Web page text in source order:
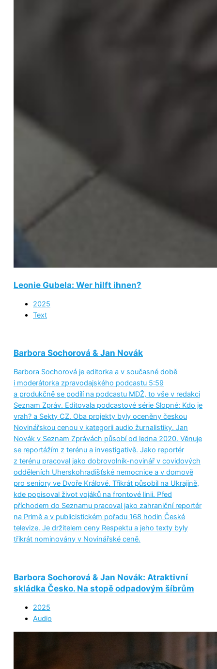
Leonie Gubela: Wer hilft ihnen?
2025
Text
Barbora Sochorová & Jan Novák
Barbora Sochorová je editorka a v současné době
i moderátorka zpravodajského podcastu 5:59
a produkčně se podílí na podcastu MDŽ, to vše v redakci
Seznam Zpráv. Editovala podcastové série Slopné: Kdo je
vrah? a Sekty CZ. Oba projekty byly oceněny českou
Novinářskou cenou v kategorii audio žurnalistiky. Jan
Novák v Seznam Zprávách působí od ledna 2020. Věnuje
se reportážím z terénu a investigativě. Jako reportér
z terénu pracoval jako dobrovolník-novinář v covidových
odděleních Uherskohradišťské nemocnice a v domově
pro seniory ve Dvoře Králové. Třikrát působil na Ukrajině,
kde popisoval život vojáků na frontové linii. Před
příchodem do Seznamu pracoval jako zahraniční reportér
na Primě a v publicistickém pořadu 168 hodin České
televize. Je držitelem ceny Respektu a jeho texty byly
třikrát nominovány v Novinářské ceně.
Barbora Sochorová & Jan Novák: Atraktivní
skládka Česko. Na stopě odpadovým šíbrům
2025
Audio